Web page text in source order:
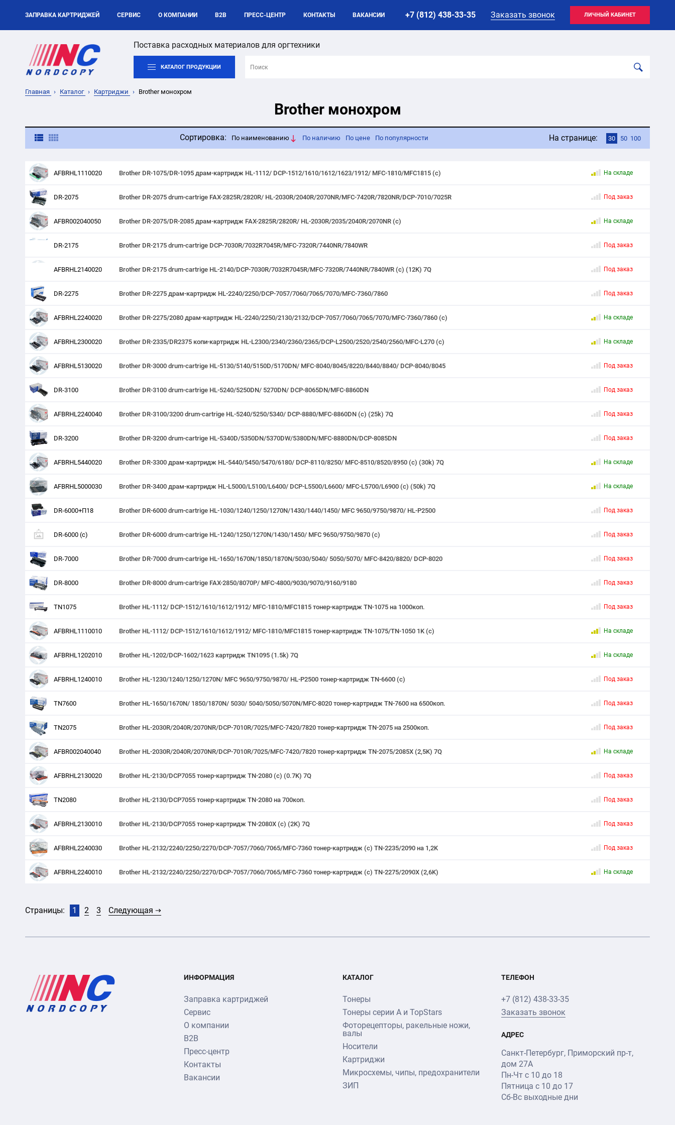
ЗАПРАВКА КАРТРИДЖЕЙ СЕРВИС О КОМПАНИИ B2B ПРЕСС-ЦЕНТР КОНТАКТЫ ВАКАНСИИ +7 (812) 438-33-35 Заказать звонок ЛИЧНЫЙ КАБИНЕТ
Поставка расходных материалов для оргтехники
КАТАЛОГ ПРОДУКЦИИ
Главная Каталог Картриджи Brother монохром
Brother монохром
Сортировка: По наименованию По наличию По цене По популярности На странице: 30 50 100
AFBRHL1110020 Brother DR-1075/DR-1095 драм-картридж HL-1112/ DCP-1512/1610/1612/1623/1912/ MFC-1810/MFC1815 (с) На складе
DR-2075 Brother DR-2075 drum-cartrige FAX-2825R/2820R/ HL-2030R/2040R/2070NR/MFC-7420R/7820NR/DCP-7010/7025R Под заказ
AFBR002040050 Brother DR-2075/DR-2085 драм-картридж FAX-2825R/2820R/ HL-2030R/2035/2040R/2070NR (с) На складе
DR-2175 Brother DR-2175 drum-cartrige DCP-7030R/7032R7045R/MFC-7320R/7440NR/7840WR Под заказ
AFBRHL2140020 Brother DR-2175 drum-cartrige HL-2140/DCP-7030R/7032R7045R/MFC-7320R/7440NR/7840WR (c) (12K) 7Q Под заказ
DR-2275 Brother DR-2275 драм-картридж HL-2240/2250/DCP-7057/7060/7065/7070/MFC-7360/7860 Под заказ
AFBRHL2240020 Brother DR-2275/2080 драм-картридж HL-2240/2250/2130/2132/DCP-7057/7060/7065/7070/MFC-7360/7860 (c) На складе
AFBRHL2300020 Brother DR-2335/DR2375 копи-картридж HL-L2300/2340/2360/2365/DCP-L2500/2520/2540/2560/MFC-L270 (с) На складе
AFBRHL5130020 Brother DR-3000 drum-cartrige HL-5130/5140/5150D/5170DN/ MFC-8040/8045/8220/8440/8840/ DCP-8040/8045 Под заказ
DR-3100 Brother DR-3100 drum-cartrige HL-5240/5250DN/ 5270DN/ DCP-8065DN/MFC-8860DN Под заказ
AFBRHL2240040 Brother DR-3100/3200 drum-cartrige HL-5240/5250/5340/ DCP-8880/MFC-8860DN (с) (25k) 7Q Под заказ
DR-3200 Brother DR-3200 drum-cartrige HL-5340D/5350DN/5370DW/5380DN/MFC-8880DN/DCP-8085DN Под заказ
AFBRHL5440020 Brother DR-3300 драм-картридж HL-5440/5450/5470/6180/ DCP-8110/8250/ MFC-8510/8520/8950 (c) (30k) 7Q На складе
AFBRHL5000030 Brother DR-3400 драм-картридж HL-L5000/L5100/L6400/ DCP-L5500/L6600/ MFC-L5700/L6900 (c) (50k) 7Q На складе
DR-6000+П18 Brother DR-6000 drum-cartrige HL-1030/1240/1250/1270N/1430/1440/1450/ MFC 9650/9750/9870/ HL-P2500 Под заказ
DR-6000 (с) Brother DR-6000 drum-cartrige HL-1240/1250/1270N/1430/1450/ MFC 9650/9750/9870 (с) Под заказ
DR-7000 Brother DR-7000 drum-cartrige HL-1650/1670N/1850/1870N/5030/5040/ 5050/5070/ MFC-8420/8820/ DCP-8020 Под заказ
DR-8000 Brother DR-8000 drum-cartrige FAX-2850/8070P/ MFC-4800/9030/9070/9160/9180 Под заказ
TN1075 Brother HL-1112/ DCP-1512/1610/1612/1912/ MFC-1810/MFC1815 тонер-картридж TN-1075 на 1000коп. Под заказ
AFBRHL1110010 Brother HL-1112/ DCP-1512/1610/1612/1912/ MFC-1810/MFC1815 тонер-картридж TN-1075/TN-1050 1K (c) На складе
AFBRHL1202010 Brother HL-1202/DCP-1602/1623 картридж TN1095 (1.5k) 7Q На складе
AFBRHL1240010 Brother HL-1230/1240/1250/1270N/ MFC 9650/9750/9870/ HL-P2500 тонер-картридж TN-6600 (с) Под заказ
TN7600 Brother HL-1650/1670N/ 1850/1870N/ 5030/ 5040/5050/5070N/MFC-8020 тонер-картридж TN-7600 на 6500коп. Под заказ
TN2075 Brother HL-2030R/2040R/2070NR/DCP-7010R/7025/MFC-7420/7820 тонер-картридж TN-2075 на 2500коп. Под заказ
AFBR002040040 Brother HL-2030R/2040R/2070NR/DCP-7010R/7025/MFC-7420/7820 тонер-картридж TN-2075/2085X (2,5K) 7Q На складе
AFBRHL2130020 Brother HL-2130/DCP7055 тонер-картридж TN-2080 (c) (0.7K) 7Q Под заказ
TN2080 Brother HL-2130/DCP7055 тонер-картридж TN-2080 на 700коп. Под заказ
AFBRHL2130010 Brother HL-2130/DCP7055 тонер-картридж TN-2080X (c) (2K) 7Q Под заказ
AFBRHL2240030 Brother HL-2132/2240/2250/2270/DCP-7057/7060/7065/MFC-7360 тонер-картридж (с) TN-2235/2090 на 1,2K Под заказ
AFBRHL2240010 Brother HL-2132/2240/2250/2270/DCP-7057/7060/7065/MFC-7360 тонер-картридж (с) TN-2275/2090X (2,6K) На складе
Страницы: 1 2 3 Следующая
ИНФОРМАЦИЯ
Заправка картриджей
Сервис
О компании
B2B
Пресс-центр
Контакты
Вакансии
КАТАЛОГ
Тонеры
Тонеры серии А и TopStars
Фоторецепторы, ракельные ножи,
валы
Носители
Картриджи
Микросхемы, чипы, предохранители
ЗИП
ТЕЛЕФОН
+7 (812) 438-33-35
Заказать звонок
АДРЕС
Санкт-Петербург, Приморский пр-т,
дом 27А
Пн-Чт с 10 до 18
Пятница с 10 до 17
Сб-Вс выходные дни